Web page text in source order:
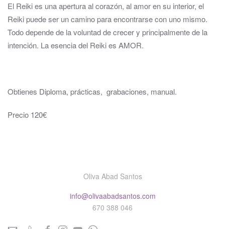
El Reiki es una apertura al corazón, al amor en su interior, el
Reiki puede ser un camino para encontrarse con uno mismo.
Todo depende de la voluntad de crecer y principalmente de la
intención. La esencia del Reiki es AMOR.
Obtienes Diploma, prácticas, grabaciones, manual.
Precio 120€
Oliva Abad Santos
info@olivaabadsantos.com
670 388 046